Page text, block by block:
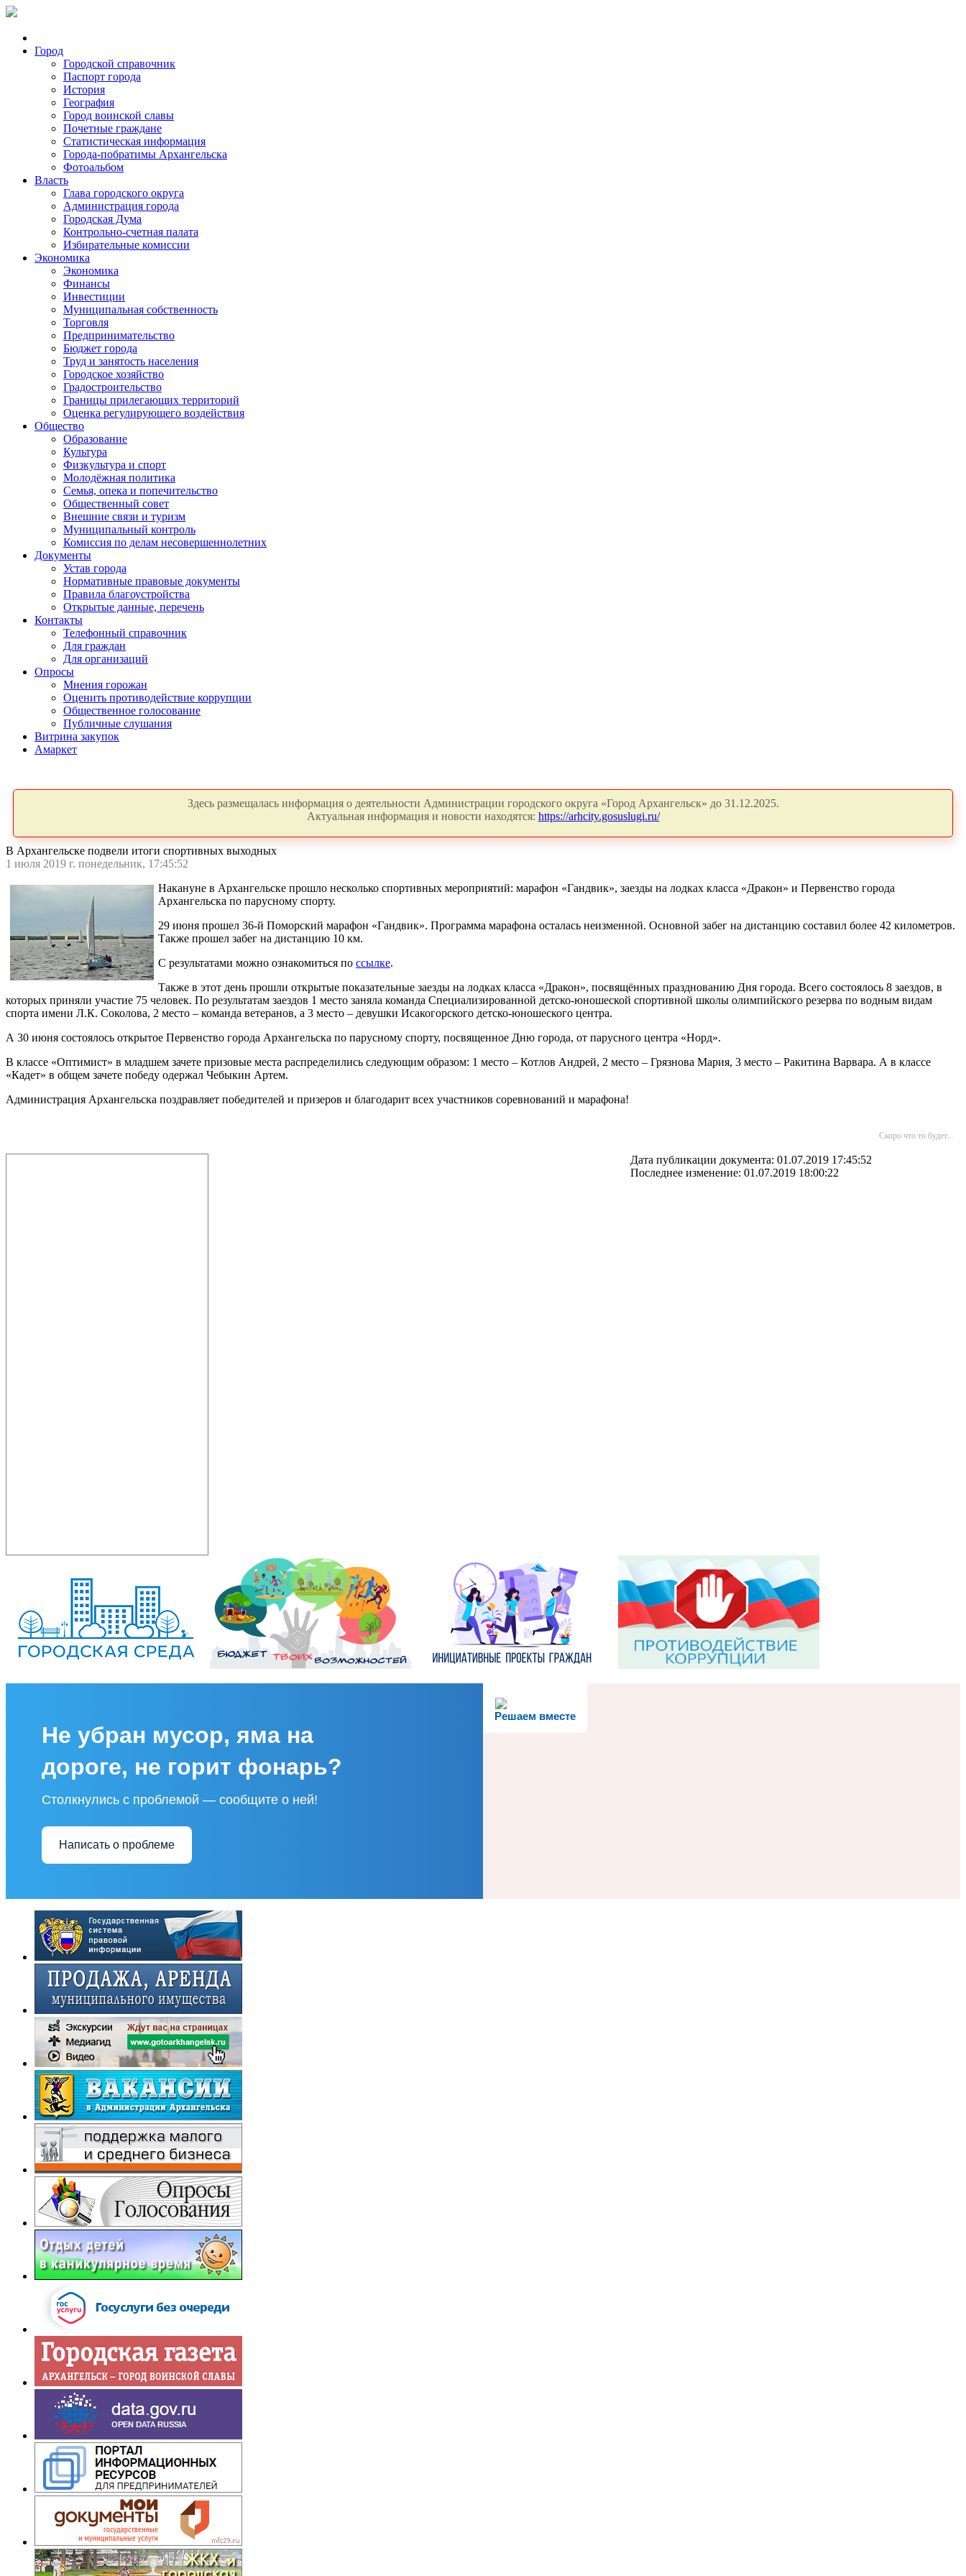
Город
Городской справочник
Паспорт города
История
География
Город воинской славы
Почетные граждане
Статистическая информация
Города-побратимы Архангельска
Фотоальбом
Власть
Глава городского округа
Администрация города
Городская Дума
Контрольно-счетная палата
Избирательные комиссии
Экономика
Экономика
Финансы
Инвестиции
Муниципальная собственность
Торговля
Предпринимательство
Бюджет города
Труд и занятость населения
Городское хозяйство
Градостроительство
Границы прилегающих территорий
Оценка регулирующего воздействия
Общество
Образование
Культура
Физкультура и спорт
Молодёжная политика
Семья, опека и попечительство
Общественный совет
Внешние связи и туризм
Муниципальный контроль
Комиссия по делам несовершеннолетних
Документы
Устав города
Нормативные правовые документы
Правила благоустройства
Открытые данные, перечень
Контакты
Телефонный справочник
Для граждан
Для организаций
Опросы
Мнения горожан
Оценить противодействие коррупции
Общественное голосование
Публичные слушания
Витрина закупок
Амаркет
Здесь размещалась информация о деятельности Администрации городского округа «Город Архангельск» до 31.12.2025.
Актуальная информация и новости находятся: https://arhcity.gosuslugi.ru/
В Архангельске подвели итоги спортивных выходных
1 июля 2019 г. понедельник, 17:45:52
Накануне в Архангельске прошло несколько спортивных мероприятий: марафон «Гандвик», заезды на лодках класса «Дракон» и Первенство города
Архангельска по парусному спорту.
29 июня прошел 36-й Поморский марафон «Гандвик». Программа марафона осталась неизменной. Основной забег на дистанцию составил более 42 километров.
Также прошел забег на дистанцию 10 км.
С результатами можно ознакомиться по ссылке.
Также в этот день прошли открытые показательные заезды на лодках класса «Дракон», посвящённых празднованию Дня города. Всего состоялось 8 заездов, в
которых приняли участие 75 человек. По результатам заездов 1 место заняла команда Специализированной детско-юношеской спортивной школы олимпийского резерва по водным видам
спорта имени Л.К. Соколова, 2 место – команда ветеранов, а 3 место – девушки Исакогорского детско-юношеского центра.
А 30 июня состоялось открытое Первенство города Архангельска по парусному спорту, посвященное Дню города, от парусного центра «Норд».
В классе «Оптимист» в младшем зачете призовые места распределились следующим образом: 1 место – Котлов Андрей, 2 место – Грязнова Мария, 3 место – Ракитина Варвара. А в классе
«Кадет» в общем зачете победу одержал Чебыкин Артем.
Администрация Архангельска поздравляет победителей и призеров и благодарит всех участников соревнований и марафона!
Скоро что то будет...
Дата публикации документа: 01.07.2019 17:45:52
Последнее изменение: 01.07.2019 18:00:22
Решаем вместе
Не убран мусор, яма на
дороге, не горит фонарь?
Столкнулись с проблемой — сообщите о ней!
Написать о проблеме